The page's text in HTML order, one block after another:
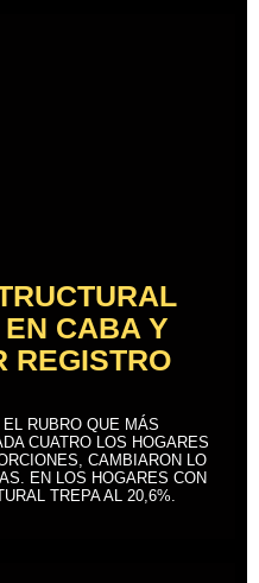
CABA Y
REGISTRO
RUBRO QUE MÁS
CUATRO LOS HOGARES
CAMBIARON LO
EN LOS HOGARES CON
TREPA AL 20,6%.